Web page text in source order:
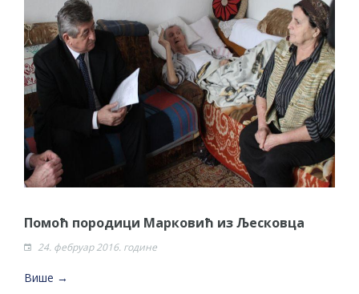
Помоћ породици Марковић из Љесковца
24. фебруар 2016. године
Више →